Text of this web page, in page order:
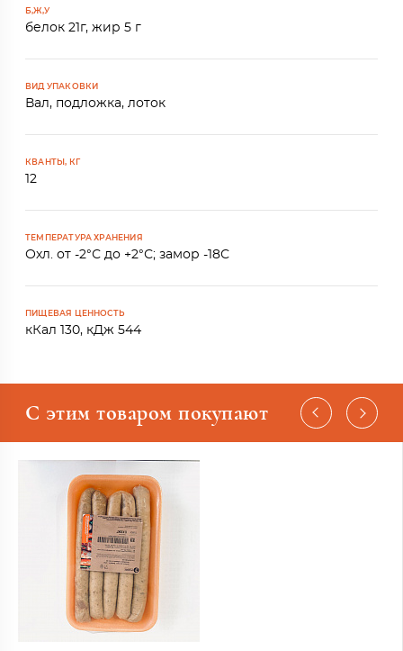
Б,Ж,У
белок 21г, жир 5 г
ВИД УПАКОВКИ
Вал, подложка, лоток
КВАНТЫ, КГ
12
ТЕМПЕРАТУРА ХРАНЕНИЯ
Охл. от -2°С до +2°С; замор -18С
ПИЩЕВАЯ ЦЕННОСТЬ
кКал 130, кДж 544
С этим товаром покупают